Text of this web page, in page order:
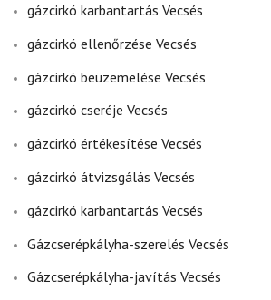
gázcirkó karbantartás Vecsés
gázcirkó ellenőrzése Vecsés
gázcirkó beüzemelése Vecsés
gázcirkó cseréje Vecsés
gázcirkó értékesítése Vecsés
gázcirkó átvizsgálás Vecsés
gázcirkó karbantartás Vecsés
Gázcserépkályha-szerelés Vecsés
Gázcserépkályha-javítás Vecsés